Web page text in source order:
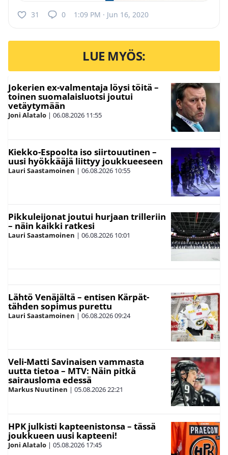
31 0 1:09 PM · Jun 16, 2020
LUE MYÖS:
Jokerien ex-valmentaja löysi töitä –
toinen suomalaisluotsi joutui
vetäytymään
Joni Alatalo | 06.08.2026 11:55
Kiekko-Espoolta iso siirtouutinen –
uusi hyökkääjä liittyy joukkueeseen
Lauri Saastamoinen | 06.08.2026 10:55
Pikkuleijonat joutui hurjaan trilleriin
– näin kaikki ratkesi
Lauri Saastamoinen | 06.08.2026 10:01
Lähtö Venäjältä – entisen Kärpät-
tähden sopimus purettu
Lauri Saastamoinen | 06.08.202609:24
Veli-Matti Savinaisen vammasta
uutta tietoa – MTV: Näin pitkä
sairausloma edessä
Markus Nuutinen | 05.08.202622:21
HPK julkisti kapteenistonsa – tässä
joukkueen uusi kapteeni!
Joni Alatalo | 05.08.2026 17:45